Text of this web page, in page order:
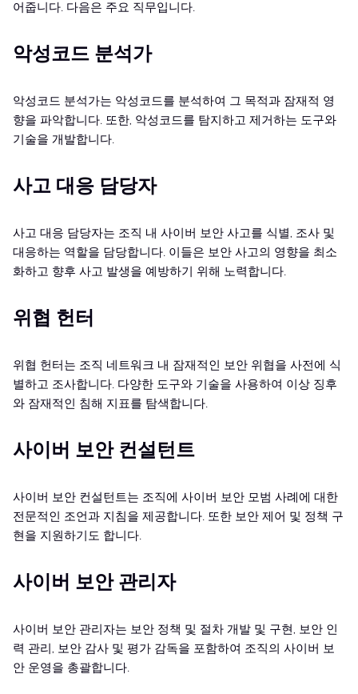
어줍니다. 다음은 주요 직무입니다.
악성코드 분석가
악성코드 분석가는 악성코드를 분석하여 그 목적과 잠재적 영
향을 파악합니다. 또한, 악성코드를 탐지하고 제거하는 도구와
기술을 개발합니다.
사고 대응 담당자
사고 대응 담당자는 조직 내 사이버 보안 사고를 식별, 조사 및
대응하는 역할을 담당합니다. 이들은 보안 사고의 영향을 최소
화하고 향후 사고 발생을 예방하기 위해 노력합니다.
위협 헌터
위협 헌터는 조직 네트워크 내 잠재적인 보안 위협을 사전에 식
별하고 조사합니다. 다양한 도구와 기술을 사용하여 이상 징후
와 잠재적인 침해 지표를 탐색합니다.
사이버 보안 컨설턴트
사이버 보안 컨설턴트는 조직에 사이버 보안 모범 사례에 대한
전문적인 조언과 지침을 제공합니다. 또한 보안 제어 및 정책 구
현을 지원하기도 합니다.
사이버 보안 관리자
사이버 보안 관리자는 보안 정책 및 절차 개발 및 구현, 보안 인
력 관리, 보안 감사 및 평가 감독을 포함하여 조직의 사이버 보
안 운영을 총괄합니다.